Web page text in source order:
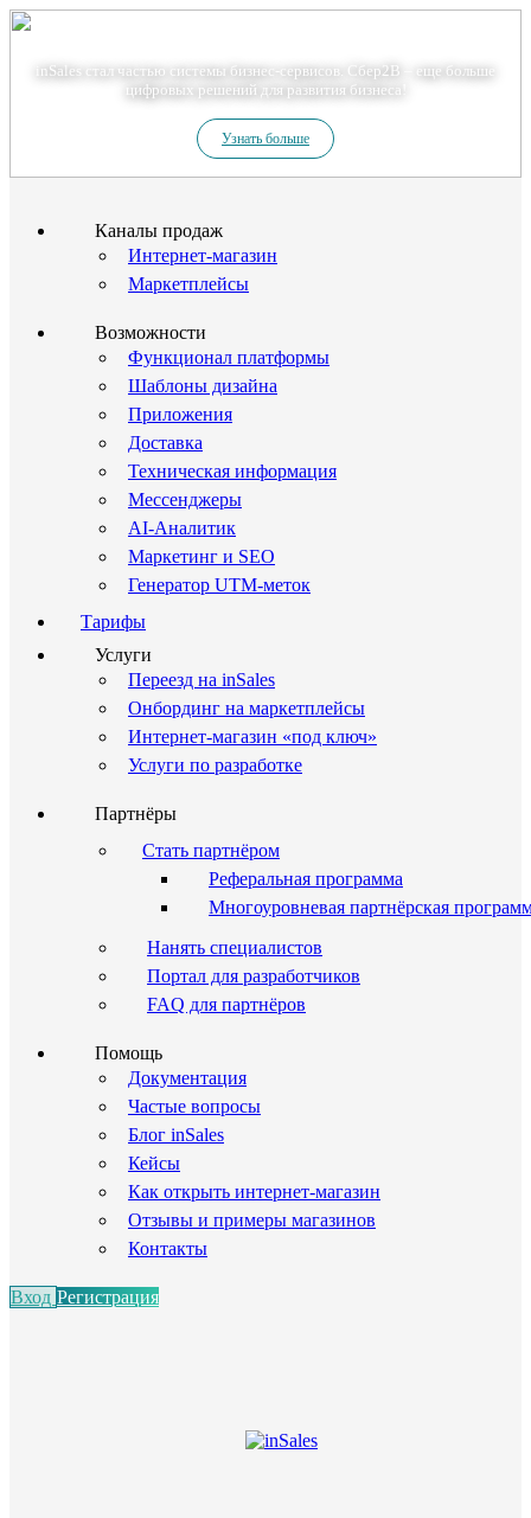
inSales стал частью системы бизнес-сервисов. Сбер2В – еще больше
цифровых решений для развития бизнеса!
Узнать больше
Каналы продаж
Интернет-магазин
Маркетплейсы
Возможности
Функционал платформы
Шаблоны дизайна
Приложения
Доставка
Техническая информация
Мессенджеры
AI-Аналитик
Маркетинг и SEO
Генератор UTM-меток
Тарифы
Услуги
Переезд на inSales
Онбординг на маркетплейсы
Интернет-магазин «под ключ»
Услуги по разработке
Партнёры
Стать партнёром
Реферальная программа
Многоуровневая партнёрская
Нанять специалистов
Портал для разработчиков
FAQ для партнёров
Помощь
Документация
Частые вопросы
Блог inSales
Кейсы
Как открыть интернет-магазин
Отзывы и примеры магазинов
Контакты
Вход Регистрация